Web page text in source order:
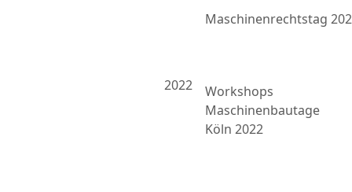
2022
Maschinenrechtstag
Workshops
Maschinenbautage
Köln 2022